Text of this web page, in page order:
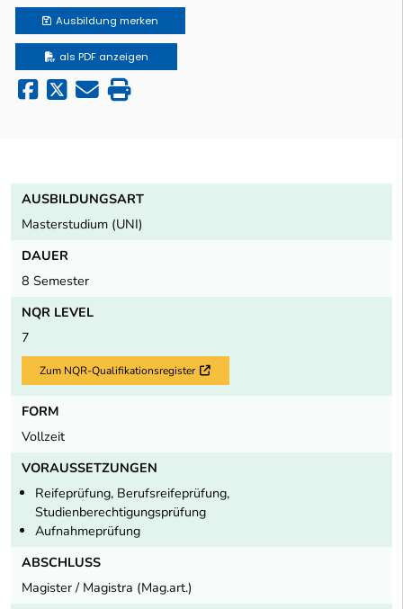
Ausbildung merken
als PDF anzeigen
AUSBILDUNGSART
Masterstudium (UNI)
DAUER
8 Semester
NQR LEVEL
7
Zum NQR-Qualifikationsregister Externer Link
FORM
Vollzeit
VORAUSSETZUNGEN
Reifeprüfung, Berufsreifeprüfung,
Studienberechtigungsprüfung
Aufnahmeprüfung
ABSCHLUSS
Magister / Magistra (Mag.art.)